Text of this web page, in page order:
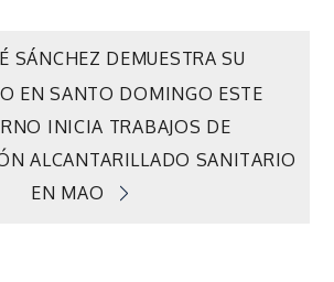
SÁNCHEZ DEMUESTRA SU
EN SANTO DOMINGO ESTE
INICIA TRABAJOS DE
ALCANTARILLADO SANITARIO
EN MAO